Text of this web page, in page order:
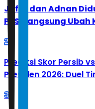
Jafar dan Adnan
PBSI Langsung
2
Prediksi Skor Persib
Presiden 2026: Duel
3